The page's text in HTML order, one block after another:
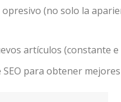
(no solo la
artículos (constante e
para obtener